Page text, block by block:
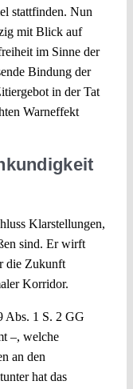
stattfinden. Nun
mit Blick auf
im Sinne der
Bindung der
in der Tat
Warneffekt
Klarstellungen,
sind. Er wirft
die Zukunft
Korridor.
Abs. 1 S. 2 GG
–, welche
an den
hat das